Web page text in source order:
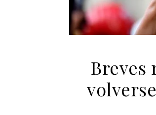
Breves